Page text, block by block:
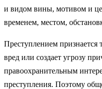
и видом вины, моти­вом и
временем, местом,
Преступлением признается
вред или создает угрозу
правоохрани­тельным
преступления. Поэтому